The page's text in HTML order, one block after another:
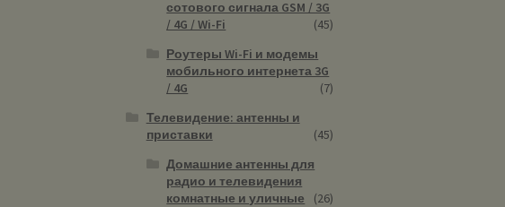
сотового сигнала GSM / 3G
/ 4G / Wi-Fi
(45)
Роутеры Wi-Fi и модемы
мобильного интернета 3G
/ 4G
(7)
Телевидение: антенны и
приставки
(45)
Домашние антенны для
радио и телевидения
комнатные и уличные
(26)